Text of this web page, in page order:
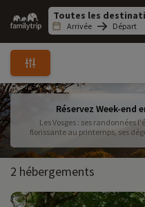
Family
trip
Arrivée Départ
Réservez Week-end
Les Vosges : ses randonnées
florissante au printemps, ses
2 hébergements